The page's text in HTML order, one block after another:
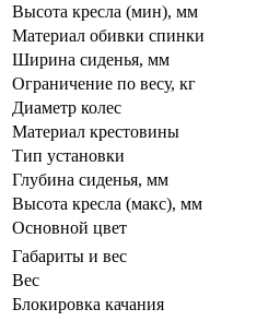
Высота кресла (мин), мм
Материал обивки спинки
Ширина сиденья, мм
Ограничение по весу, кг
Диаметр колес
Материал крестовины
Тип установки
Глубина сиденья, мм
Высота кресла (макс), мм
Основной цвет
Габариты и вес
Вес
Блокировка качания